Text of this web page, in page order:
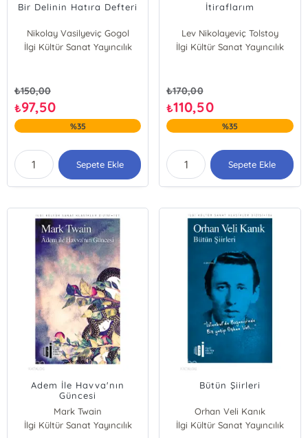
Bir Delinin Hatıra Defteri
Nikolay Vasilyeviç Gogol
İlgi Kültür Sanat Yayıncılık
₺150,00
₺97,50
%35
Sepete Ekle
İtiraflarım
Lev Nikolayeviç Tolstoy
İlgi Kültür Sanat Yayıncılık
₺170,00
₺110,50
%35
Sepete Ekle
Adem İle Havva'nın
Güncesi
Mark Twain
İlgi Kültür Sanat Yayıncılık
Bütün Şiirleri
Orhan Veli Kanık
İlgi Kültür Sanat Yayıncılık